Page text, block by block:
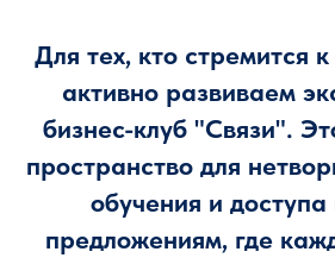
Для тех, кто стремится
активно развиваем
бизнес-клуб "Связи".
пространство для
обучения и
предложениям, где